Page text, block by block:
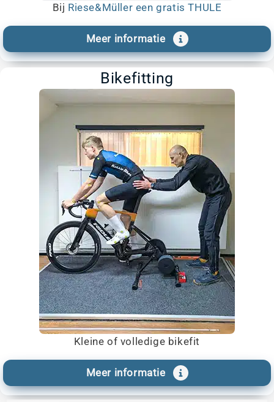
Bij Riese&Müller een gratis THULE
Meer informatie
Bikefitting
Kleine of volledige bikefit
Meer informatie